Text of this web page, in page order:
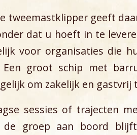
tweemastklipper geeft
dat u hoeft in te
voor organisaties die
groot schip met
om zakelijk en gastvrij
sessies of trajecten
de groep aan boord